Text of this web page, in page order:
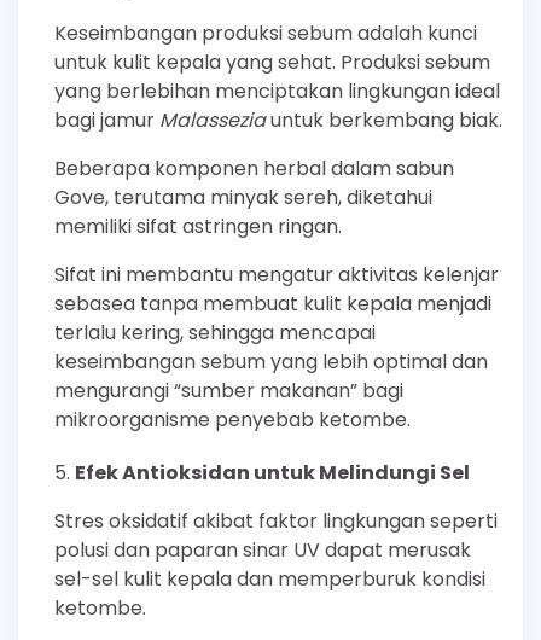
Keseimbangan produksi sebum adalah kunci
untuk kulit kepala yang sehat. Produksi sebum
yang berlebihan menciptakan lingkungan ideal
bagi jamur Malasseziauntuk berkembang biak.
Beberapa komponen herbal dalam sabun
Gove, terutama minyak sereh, diketahui
memiliki sifat astringen ringan.
Sifat ini membantu mengatur aktivitas kelenjar
sebasea tanpa membuat kulit kepala menjadi
terlalu kering, sehingga mencapai
keseimbangan sebum yang lebih optimal dan
mengurangi “sumber makanan” bagi
mikroorganisme penyebab ketombe.
Efek Antioksidan untuk Melindungi Sel
Stres oksidatif akibat faktor lingkungan seperti
polusi dan paparan sinar UV dapat merusak
sel-sel kulit kepala dan memperburuk kondisi
ketombe.